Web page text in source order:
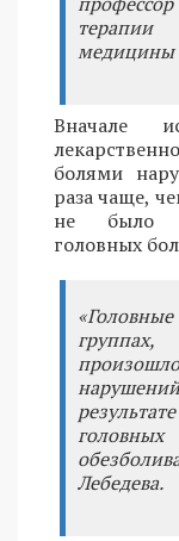
медицины
Вначале
болями
раза чаще,
не было
головных
Лебедева.